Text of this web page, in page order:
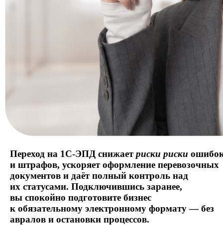
Переход на 1С-ЭПД снижаетриски риски
и штрафов, ускоряет оформление перевозочных
документов и даёт полный контроль над
их статусами. Подключившись заранее,
вы спокойно подготовите бизнес
к обязательному электронному формату — без
авралов и остановки процессов.